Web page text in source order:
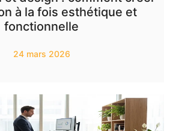
à la fois esthétique et
fonctionnelle
24 mars 2026